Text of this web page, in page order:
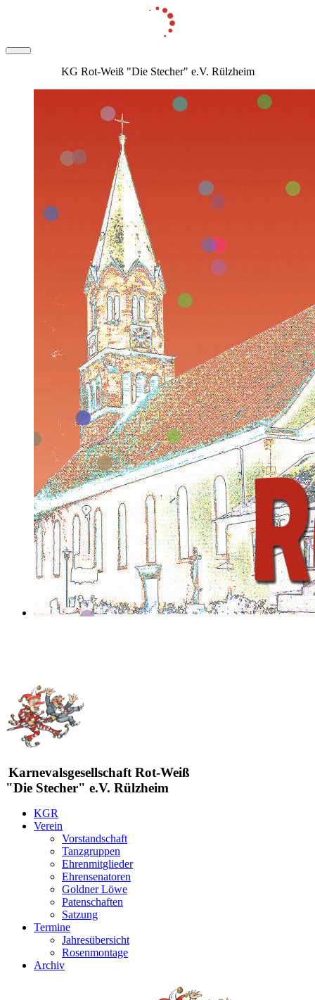
KG Rot-Weiß "Die Stecher" e.V. Rülzheim
Karnevalsgesellschaft Rot-Weiß
"Die Stecher" e.V. Rülzheim
KGR
Verein
Vorstandschaft
Tanzgruppen
Ehrenmitglieder
Ehrensenatoren
Goldner Löwe
Patenschaften
Satzung
Termine
Jahresübersicht
Rosenmontage
Archiv